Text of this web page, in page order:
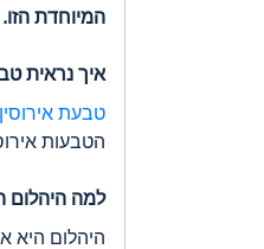
המיוחדת הזו.
איך נראית
טבעת
הטבעות
למה היהלום
היהלום היא